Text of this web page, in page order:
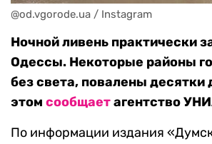
@od.vgorode.ua / Instagram
Ночной ливень практически
Одессы. Некоторые районы
без света, повалены десятки
этом сообщаетагентство
По информации издания